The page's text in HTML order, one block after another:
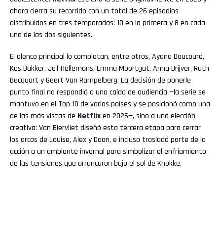
ahora cierra su recorrido con un total de 26 episodios
distribuidos en tres temporadas: 10 en la primera y 8 en cada
una de las dos siguientes.
El elenco principal lo completan, entre otros, Ayana Doucouré,
Kes Bakker, Jef Hellemans, Emma Moortgat, Anna Drijver, Ruth
Becquart y Geert Van Rampelberg. La decisión de ponerle
punto final no respondió a una caída de audiencia —la serie se
mantuvo en el Top 10 de varios países y se posicionó como una
de las más vistas de Netflixen 2026—, sino a una elección
creativa: Van Biervliet diseñó esta tercera etapa para cerrar
los arcos de Louise, Alex y Daan, e incluso trasladó parte de la
acción a un ambiente invernal para simbolizar el enfriamiento
de las tensiones que arrancaron bajo el sol de Knokke.